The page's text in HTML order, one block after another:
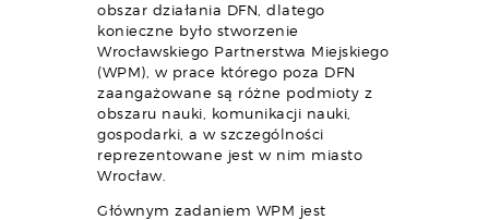
obszar działania DFN, dlatego
konieczne było stworzenie
Wrocławskiego Partnerstwa Miejskiego
(WPM), w prace którego poza DFN
zaangażowane są różne podmioty z
obszaru nauki, komunikacji nauki,
gospodarki, a w szczególności
reprezentowane jest w nim miasto
Wrocław.
Głównym zadaniem WPM jest